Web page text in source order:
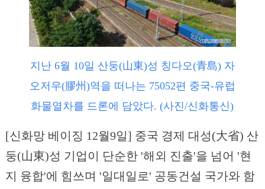
지난 6월 10일 산둥(山東)성 칭다오(青島) 자
오저우(膠州)역을 떠나는 75052편 중국-유럽
화물열차를 드론에 담았다. (사진/신화통신)
[신화망 베이징 12월9일] 중국 경제 대성(大省) 산
둥(山東)성 기업이 단순한 '해외 진출'을 넘어 '현
지 융합'에 힘쓰며 '일대일로' 공동건설 국가와 함